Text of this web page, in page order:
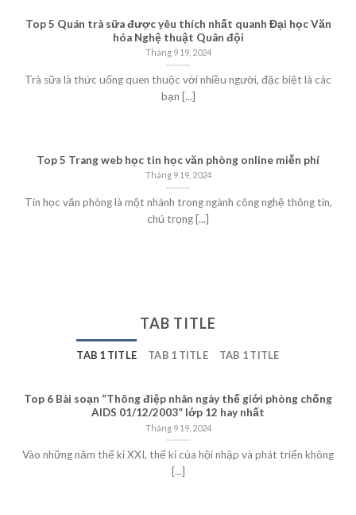
Top 5 Quán trà sữa được yêu thích nhất quanh Đại học Văn
hóa Nghệ thuật Quân đội
Tháng 9 19, 2024
Trà sữa là thức uống quen thuộc với nhiều người, đặc biệt là các
bạn [...]
Top 5 Trang web học tin học văn phòng online miễn phí
Tháng 9 19, 2024
Tin học văn phòng là một nhánh trong ngành công nghệ thông tin,
chú trọng [...]
TAB TITLE
TAB 1 TITLE TAB 1 TITLE TAB 1 TITLE
Top 6 Bài soạn “Thông điệp nhân ngày thế giới phòng chống
AIDS 01/12/2003” lớp 12 hay nhất
Tháng 9 19, 2024
Vào những năm thế kỉ XXI, thế kỉ của hội nhập và phát triển không
[...]